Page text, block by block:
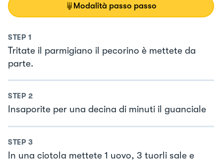
Modalità passo passo
STEP 1
Tritate il parmigiano il pecorino è mettete da
parte.
STEP 2
Insaporite per una decina di minuti il guanciale
STEP 3
In una ciotola mettete 1 uovo, 3 tuorli sale e